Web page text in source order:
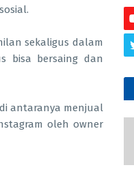
sekaligus dalam
bisa bersaing dan
antaranya menjual
oleh owner